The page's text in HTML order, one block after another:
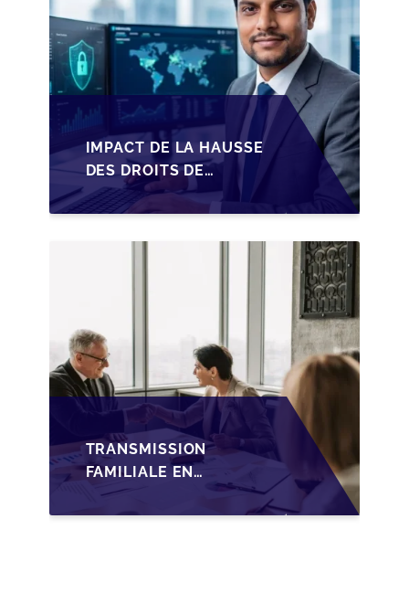
IMPACT DE LA HAUSSE
DES DROITS DE
SUCCESSION EN
WALLONIE SUR LA
TRANSMISSION
TRANSMISSION
FAMILIALE EN
WALLONIE :
NOUVELLES